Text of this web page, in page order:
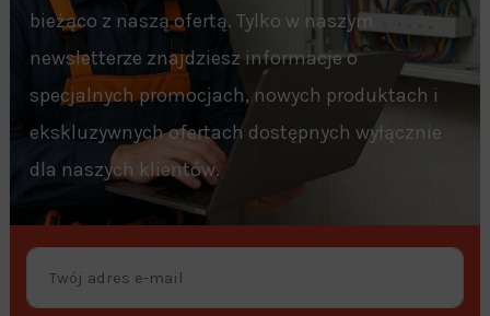
bieżąco z naszą ofertą. Tylko w naszym
newsletterze znajdziesz informacje o
specjalnych promocjach, nowych produktach i
ekskluzywnych ofertach dostępnych wyłącznie
dla naszych klientów.